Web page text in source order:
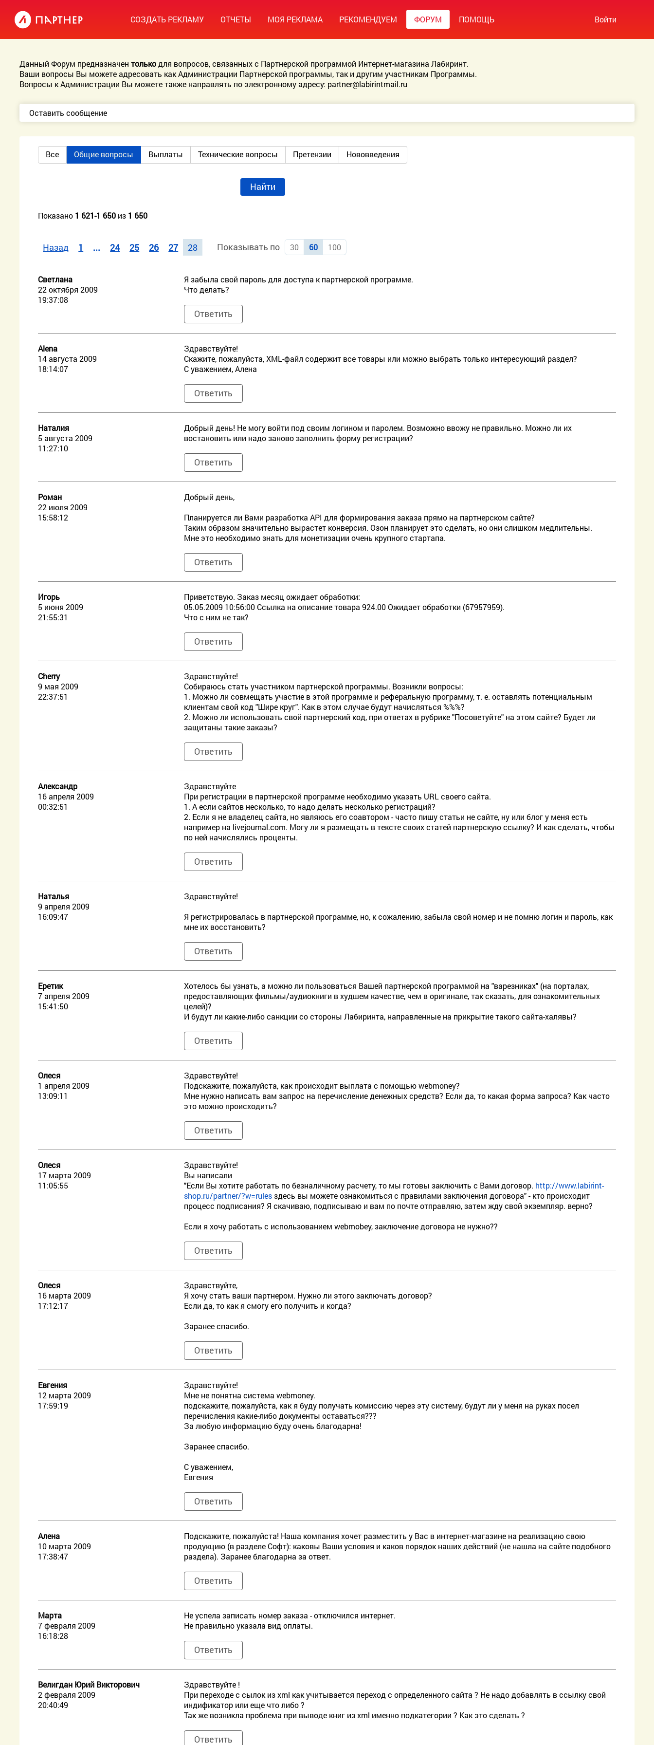
СОЗДАТЬ РЕКЛАМУ ОТЧЕТЫ МОЯ РЕКЛАМА РЕКОМЕНДУЕМ ФОРУМ ПОМОЩЬ Войти
Данный Форум предназначентолькодля вопросов, связанных с Партнерской программой Интернет-магазина Лабиринт.
Ваши вопросы Вы можете адресовать как Администрации Партнерской программы, так и другим участникам Программы.
Вопросы к Администрации Вы можете также направлять по электронному адресу: partner@labirintmail.ru
Оставить сообщение
Все Общие вопросы Выплаты Технические вопросы Претензии Нововведения
Найти
Показано 1 621-1 650 из 1 650
Назад 1 ... 24 25 26 27 28 Показывать по 30 60 100
Светлана
22 октября 2009
19:37:08
Я забыла свой пароль для доступа к партнерской программе.
Что делать?
Ответить
Alena
14 августа 2009
18:14:07
Здравствуйте!
Скажите, пожалуйста, XML-файл содержит все товары или можно выбрать только интересующий раздел?
С уважением, Алена
Ответить
Наталия
5 августа 2009
11:27:10
Добрый день! Не могу войти под своим логином и паролем. Возможно ввожу не правильно. Можно ли их
востановить или надо заново заполнить форму регистрации?
Ответить
Роман
22 июля 2009
15:58:12
Добрый день,
Планируется ли Вами разработка API для формирования заказа прямо на партнерском сайте?
Таким образом значительно вырастет конверсия. Озон планирует это сделать, но они слишком медлительны.
Мне это необходимо знать для монетизации очень крупного стартапа.
Ответить
Игорь
5 июня 2009
21:55:31
Приветствую. Заказ месяц ожидает обработки:
05.05.2009 10:56:00 Ссылка на описание товара 924.00 Ожидает обработки (67957959).
Что с ним не так?
Ответить
Cherry
9 мая 2009
22:37:51
Здравствуйте!
Собираюсь стать участником партнерской программы. Возникли вопросы:
1. Можно ли совмещать участие в этой программе и реферальную программу, т. е. оставлять потенциальным
клиентам свой код "Шире круг". Как в этом случае будут начисляться %%%?
2. Можно ли использовать свой партнерский код, при ответах в рубрике "Посоветуйте" на этом сайте? Будет ли
защитаны такие заказы?
Ответить
Александр
16 апреля 2009
00:32:51
Здравствуйте
При регистрации в партнерской программе необходимо указать URL своего сайта.
1. А если сайтов несколько, то надо делать несколько регистраций?
2. Если я не владелец сайта, но являюсь его соавтором - часто пишу статьи не сайте, ну или блог у меня есть
например на livejournal.com. Могу ли я размещать в тексте своих статей партнерскую ссылку? И как сделать, чтобы
по ней начислялись проценты.
Ответить
Наталья
9 апреля 2009
16:09:47
Здравствуйте!
Я регистрировалась в партнерской программе, но, к сожалению, забыла свой номер и не помню логин и пароль, как
мне их восстановить?
Ответить
Еретик
7 апреля 2009
15:41:50
Хотелось бы узнать, а можно ли пользоваться Вашей партнерской программой на "варезниках" (на порталах,
предоставляющих фильмы/аудиокниги в худшем качестве, чем в оригинале, так сказать, для ознакомительных
целей)?
И будут ли какие-либо санкции со стороны Лабиринта, направленные на прикрытие такого сайта-халявы?
Ответить
Олеся
1 апреля 2009
13:09:11
Здравствуйте!
Подскажите, пожалуйста, как происходит выплата с помощью webmoney?
Мне нужно написать вам запрос на перечисление денежных средств? Если да, то какая форма запроса? Как часто
это можно происходить?
Ответить
Олеся
17 марта 2009
11:05:55
Здравствуйте!
Вы написали
"Если Вы хотите работать по безналичному расчету, то мы готовы заключить с Вами договор. http://www.labirint-
shop.ru/partner/?w=rulesздесь вы можете ознакомиться с правилами заключения договора" - кто происходит
процесс подписания? Я скачиваю, подписываю и вам по почте отправляю, затем жду свой экземпляр. верно?
Если я хочу работать c использованием webmobey, заключение договора не нужно??
Ответить
Олеся
16 марта 2009
17:12:17
Здравствуйте,
Я хочу стать ваши партнером. Нужно ли этого заключать договор?
Если да, то как я смогу его получить и когда?
Заранее спасибо.
Ответить
Евгения
12 марта 2009
17:59:19
Здравствуйте!
Мне не понятна система webmoney.
подскажите, пожалуйста, как я буду получать комиссию через эту систему, будут ли у меня на руках посел
перечисления какие-либо документы оставаться???
За любую информацию буду очень благодарна!
Заранее спасибо.
С уважением,
Евгения
Ответить
Алена
10 марта 2009
17:38:47
Подскажите, пожалуйста! Наша компания хочет разместить у Вас в интернет-магазине на реализацию свою
продукцию (в разделе Софт): каковы Ваши условия и каков порядок наших действий (не нашла на сайте подобного
раздела). Заранее благодарна за ответ.
Ответить
Марта
7 февраля 2009
16:18:28
Не успела записать номер заказа - отключился интернет.
Не правильно указала вид оплаты.
Ответить
Велигдан Юрий Викторович
2 февраля 2009
20:40:49
Здравствуйте !
При переходе с сылок из xml как учитывается переход с определенного сайта ? Не надо добавлять в ссылку свой
индификатор или еще что либо ?
Так же возникла проблема при выводе книг из xml именно подкатегории ? Как это сделать ?
Ответить